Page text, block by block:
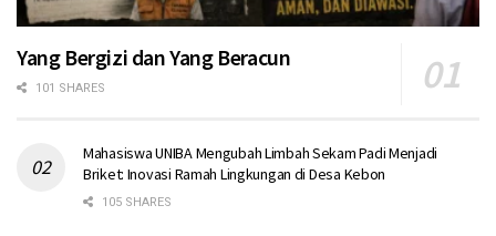
Yang Bergizi dan Yang Beracun
101 SHARES
Mahasiswa UNIBA Mengubah Limbah Sekam Padi Menjadi
Briket: Inovasi Ramah Lingkungan di Desa Kebon
105 SHARES